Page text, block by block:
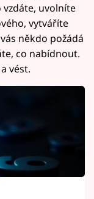
vzdáte, uvolníte
vytváříte
někdo požádá
co nabídnout.
vést.